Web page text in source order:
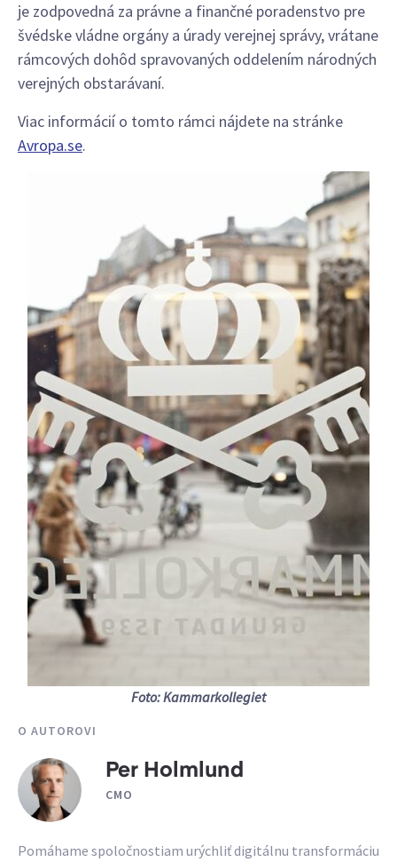
je zodpovedná za právne a finančné poradenstvo pre
švédske vládne orgány a úrady verejnej správy, vrátane
rámcových dohôd spravovaných oddelením národných
verejných obstarávaní.
Viac informácií o tomto rámci nájdete na stránke
Avropa.se.
Foto: Kammarkollegiet
O AUTOROVI
Per Holmlund
CMO
Pomáhame spoločnostiam urýchliť digitálnu transformáciu